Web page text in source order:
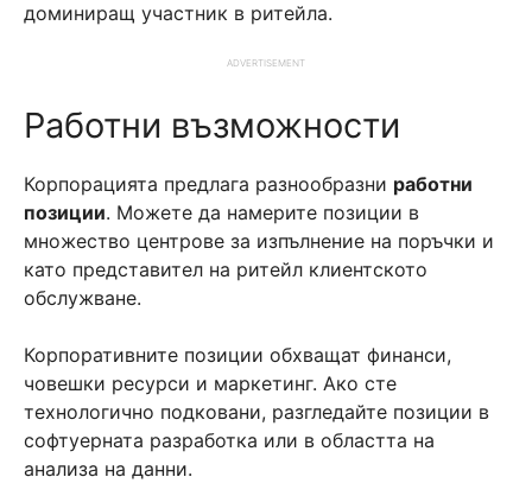
доминиращ участник в ритейла.
ADVERTISEMENT
Работни възможности
Корпорацията предлага разнообразни работни
позиции. Можете да намерите позиции в
множество центрове за изпълнение на поръчки и
като представител на ритейл клиентското
обслужване.
Корпоративните позиции обхващат финанси,
човешки ресурси и маркетинг. Ако сте
технологично подковани, разгледайте позиции в
софтуерната разработка или в областта на
анализа на данни.